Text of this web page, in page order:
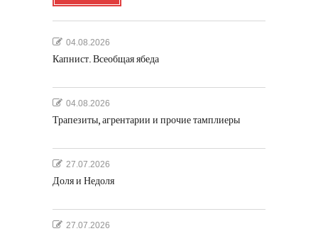
04.08.2026
Капнист. Всеобщая ябеда
04.08.2026
Трапезиты, агрентарии и прочие тамплиеры
27.07.2026
Доля и Недоля
27.07.2026